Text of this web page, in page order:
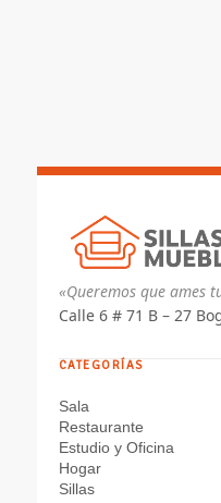
«Queremos que ames
Calle 6 # 71 B – 27
CATEGORÍAS
Sala
Restaurante
Estudio y Oficina
Hogar
Sillas